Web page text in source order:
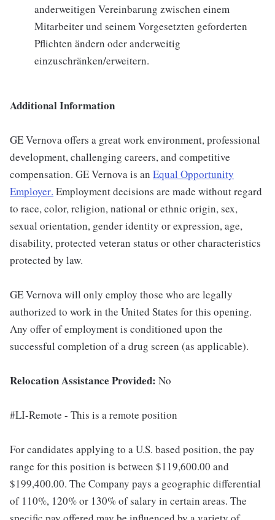
anderweitigen Vereinbarung zwischen einem
Mitarbeiter und seinem Vorgesetzten geforderten
Pflichten ändern oder anderweitig
einzuschränken/erweitern.
Additional Information
GE Vernova offers a great work environment, professional
development, challenging careers, and competitive
compensation. GE Vernova is an Equal Opportunity
Employer. Employment decisions are made without regard
to race, color, religion, national or ethnic origin, sex,
sexual orientation, gender identity or expression, age,
disability, protected veteran status or other characteristics
protected by law.
GE Vernova will only employ those who are legally
authorized to work in the United States for this opening.
Any offer of employment is conditioned upon the
successful completion of a drug screen (as applicable).
Relocation Assistance Provided: No
#LI-Remote - This is a remote position
For candidates applying to a U.S. based position, the pay
range for this position is between $119,600.00 and
$199,400.00. The Company pays a geographic differential
of 110%, 120% or 130% of salary in certain areas. The